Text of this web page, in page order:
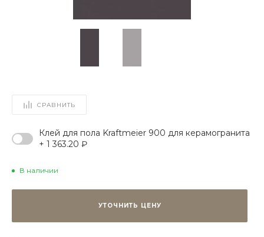
СРАВНИТЬ
Клей для пола Kraftmeier 900 для керамогранита
+ 1 363.20 ₽
В наличии
УТОЧНИТЬ ЦЕНУ